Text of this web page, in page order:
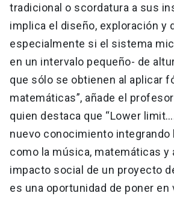
tradicional o scordatura a sus
implica el diseño, exploración y
especialmente si el sistema
en un intervalo pequeño- de
que sólo se obtienen al aplicar
matemáticas”, añade el
quien destaca que “Lower
nuevo conocimiento integrando
como la música, matemáticas y
impacto social de un proyecto
es una oportunidad de poner en